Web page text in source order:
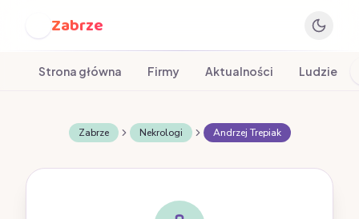
Zabrze
Strona główna Firmy Aktualności Ludzie
Zabrze Nekrologi Andrzej Trepiak